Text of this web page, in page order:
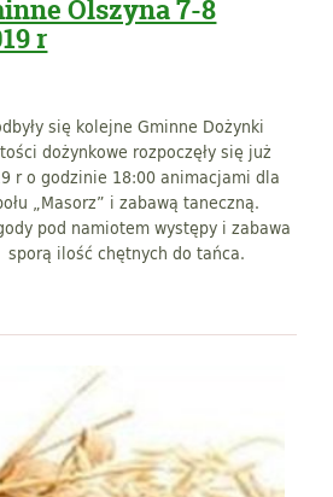
Olszyna 7-8
r
się kolejne Gminne Dożynki
dożynkowe rozpoczęły się już
r o godzinie 18:00 animacjami dla
„Masorz” i zabawą taneczną.
pod namiotem występy i zabawa
sporą ilość chętnych do tańca.